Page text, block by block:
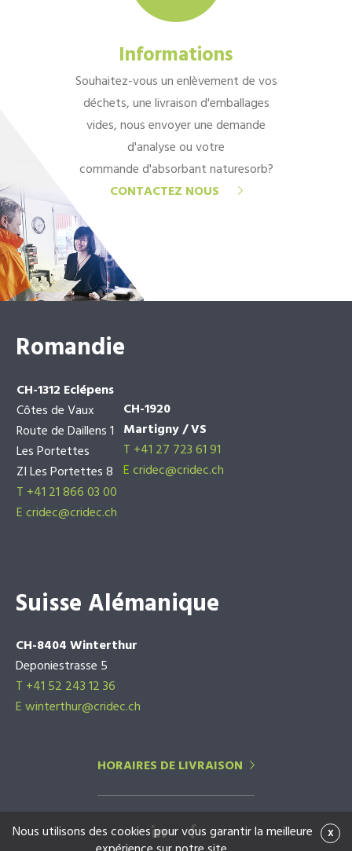
Informations
Souhaitez-vous un enlèvement de vos
déchets, une livraison d'emballages
vides, nous envoyer une demande
d'analyse ou votre
commande d'absorbant naturesorb?
CONTACTEZ NOUS
Romandie
CH-1312 Eclépens
Côtes de Vaux
Route de Daillens 1
Les Portettes
ZI Les Portettes 8
T +41 21 866 03 00
Ecridec@cridec.ch
CH-1920
Martigny / VS
T +41 27 723 61 91
Ecridec@cridec.ch
Suisse Alémanique
CH-8404 Winterthur
Deponiestrasse 5
T +41 52 243 12 36
E winterthur@cridec.ch
HORAIRES DE LIVRAISON
x
Nous utilisons des cookies pour vous garantir la meilleure